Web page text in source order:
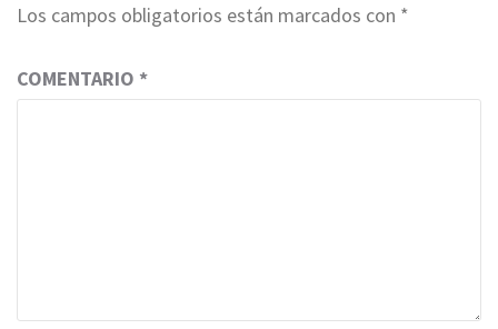
Los campos obligatorios están marcados con *
COMENTARIO *